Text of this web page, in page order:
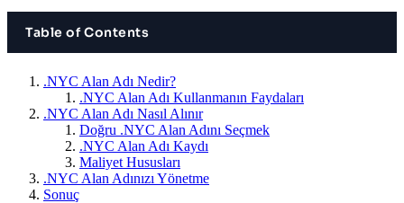
Table of Contents
.NYC Alan Adı Nedir?
.NYC Alan Adı Kullanmanın Faydaları
.NYC Alan Adı Nasıl Alınır
Doğru .NYC Alan Adını Seçmek
.NYC Alan Adı Kaydı
Maliyet Hususları
.NYC Alan Adınızı Yönetme
Sonuç